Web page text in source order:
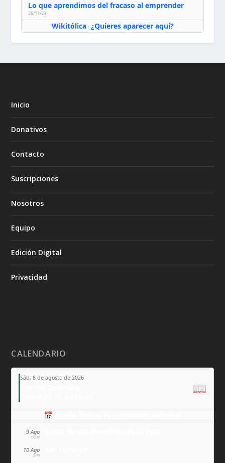
Lo que aprendimos del fracaso al emprender
25/11/23
Wikitólica· ¿Quieres aparecer aquí?
Inicio
Donativos
Contacto
Suscripciones
Nosotros
Equipo
Edición Digital
Privacidad
CALENDARIO
Sáb, 8 de agosto de 2026
📖
📅 Añade todo a tu calendario personal
9 Ago
DOM
10 Ago
LUN